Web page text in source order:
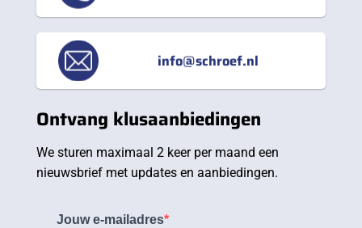
info@schroef.nl
Ontvang klusaanbiedingen
We sturen maximaal 2 keer per maand een
nieuwsbrief met updates en aanbiedingen.
Jouw e-mailadres